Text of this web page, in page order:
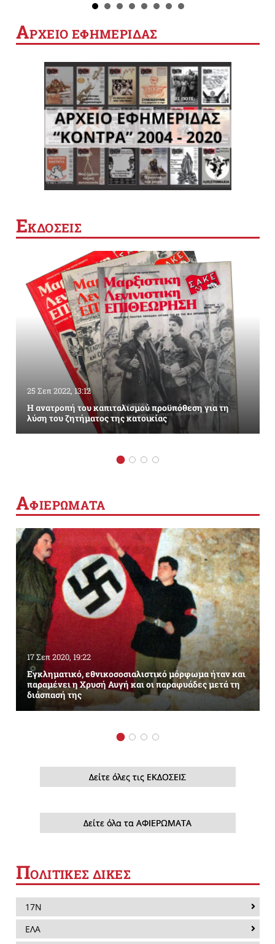
ΑΡΧΕΙΟ ΕΦΗΜΕΡΙΔΑΣ
ΕΚΔΟΣΕΙΣ
25 Σεπ 2022, 13:12
Η ανατροπή του καπιταλισμού προϋπόθεση για τη
λύση του ζητήματος της κατοικίας
ΑΦΙΕΡΩΜΑΤΑ
17 Σεπ 2020, 19:22
Εγκληματικό, εθνικοσοσιαλιστικό μόρφωμα ήταν και
παραμένει η Χρυσή Αυγή και οι παραφυάδες μετά τη
διάσπασή της
Δείτε όλες τις ΕΚΔΟΣΕΙΣ
Δείτε όλα τα ΑΦΙΕΡΩΜΑΤΑ
ΠΟΛΙΤΙΚΕΣ ΔΙΚΕΣ
17Ν
ΕΛΑ